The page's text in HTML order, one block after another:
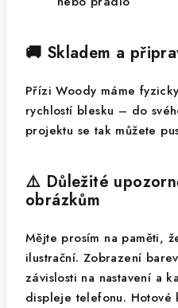
🚚 Skladem a
Přízi Woody máme
rychlostí blesku – do
projektu se tak můžete
⚠️ Důležité
obrázkům
Mějte prosím na paměti,
ilustrační. Zobrazení
závislosti na nastavení a
displeje telefonu. Hotové